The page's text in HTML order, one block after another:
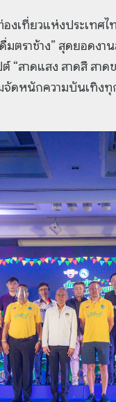
งเที่ยวแห่งประเทศ
มตราช้าง” สุดยอด
สาดแสง สาดสี สาด
จัดหนักความบันเทิง